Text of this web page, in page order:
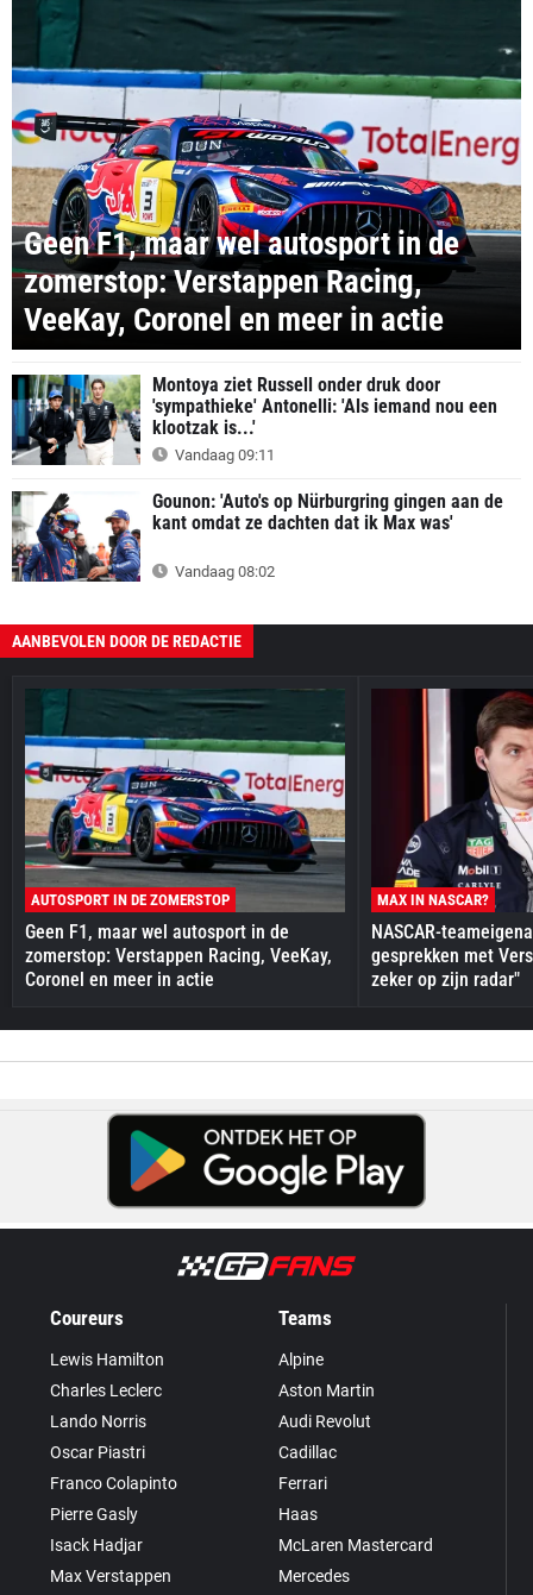
Geen F1, maar wel autosport in de
zomerstop: Verstappen Racing,
VeeKay, Coronel en meer in actie
Montoya ziet Russell onder druk door
'sympathieke' Antonelli: 'Als iemand nou een
klootzak is...'
Vandaag 09:11
Gounon: 'Auto's op Nürburgring gingen aan de
kant omdat ze dachten dat ik Max was'
Vandaag 08:02
AANBEVOLEN DOOR DE REDACTIE
AUTOSPORT IN DE ZOMERSTOP
Geen F1, maar wel autosport in de
zomerstop: Verstappen Racing, VeeKay,
Coronel en meer in actie
MAX IN NASCAR?
NASCAR-
gesprekken met
zeker op zijn radar"
Coureurs
Lewis Hamilton
Charles Leclerc
Lando Norris
Oscar Piastri
Franco Colapinto
Pierre Gasly
Isack Hadjar
Max Verstappen
Teams
Alpine
Aston Martin
Audi Revolut
Cadillac
Ferrari
Haas
McLaren Mastercard
Mercedes